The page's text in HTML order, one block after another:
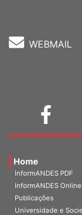
WEBMAIL
Home
InformANDES PDF
InformANDES Online
Publicações
Universidade e